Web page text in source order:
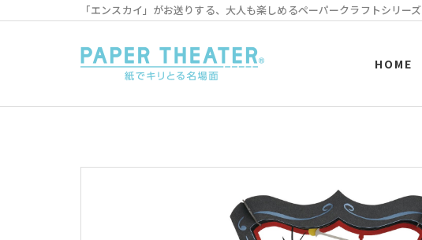
「エンスカイ」がお送りする、大人も楽しめるペーパークラフトシリーズ
HOME